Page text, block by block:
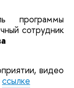
программы
сотрудник
видео
ссылке